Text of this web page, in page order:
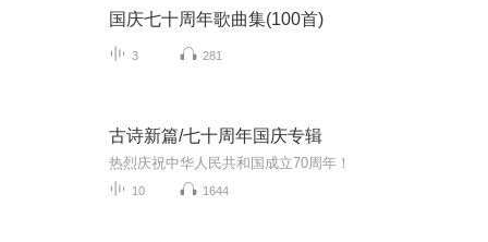
国庆七十周年歌曲集(100首)
3 281
古诗新篇/七十周年国庆专辑
热烈庆祝中华人民共和国成立70周年！
10 1644